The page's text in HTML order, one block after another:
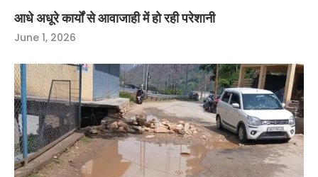
आधे अधूरे कार्यों से आवाजाही में हो रही परेशानी
June 1, 2026